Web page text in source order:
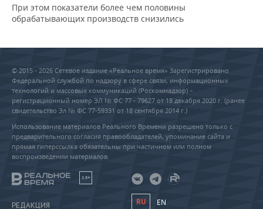
При этом показатели более чем половины
обрабатывающих производств снизились
© 2015 - 2026 Сетевое издание «Реальное время» Зарегистрировано
Федеральной службой по надзору в сфере связи, информационных
технологий и массовых коммуникаций (Роскомнадзор) –
регистрационный номер ЭЛ № ФС 77 - 79627 от 18 декабря 2020 г. (ранее
свидетельство Эл № ФС 77-59331 от 18 сентября 2014 г.)
Использование материалов Реального Времени разрешено только с
предварительного согласия правообладателей, упоминание сайта и
прямая гиперссылка обязательны при частичном или полном
воспроизведении материалов.
18+
РЕДАКЦИЯ RU EN